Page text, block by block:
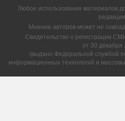
Любое использование материалов
редакции.
Мнение авторов может не
Свидетельство о регистрации
от 30 декабря
(выдано Федеральной службой
информационных технологий и